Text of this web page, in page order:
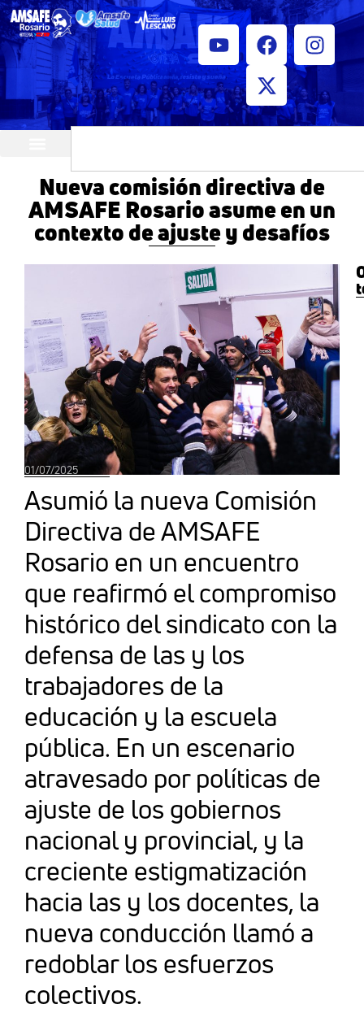
Nueva comisión directiva de
AMSAFE Rosario asume en un
contexto de ajuste y desafíos
01/07/2025
Asumió la nueva Comisión
Directiva de AMSAFE
Rosario en un encuentro
que reafirmó el compromiso
histórico del sindicato con la
defensa de las y los
trabajadores de la
educación y la escuela
pública. En un escenario
atravesado por políticas de
ajuste de los gobiernos
nacional y provincial, y la
creciente estigmatización
hacia las y los docentes, la
nueva conducción llamó a
redoblar los esfuerzos
colectivos.